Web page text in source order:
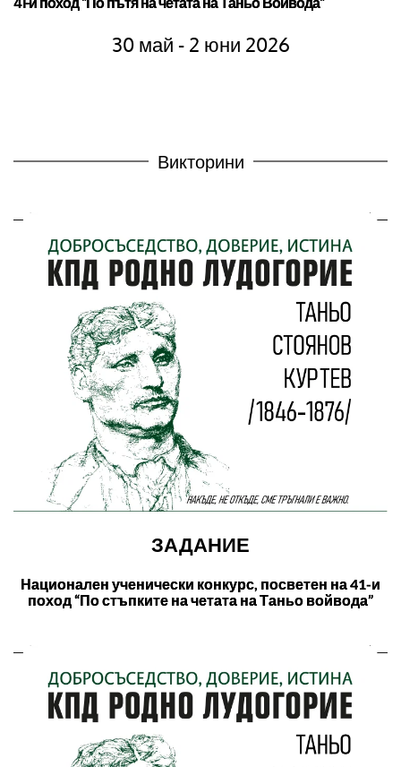
30 май - 2 юни 2026
Викторини
ЗАДАНИЕ
Национален ученически конкурс, посветен на 41-и
поход “По стъпките на четата на Таньо войвода”